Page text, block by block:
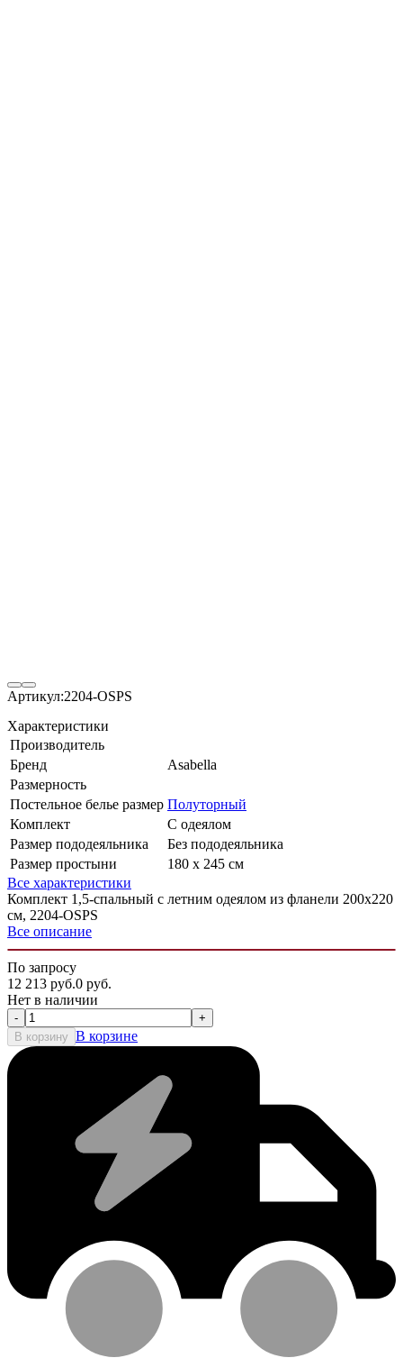
Артикул:2204-OSPS
Характеристики
Производитель
Бренд
Asabella
Размерность
Постельное белье размер Полуторный
Комплект
С одеялом
Размер пододеяльника
Без пододеяльника
Размер простыни
180 x 245 см
Все характеристики
Комплект 1,5-спальный с летним одеялом из фланели 200х220
см, 2204-OSPS
Все описание
По запросу
12 213 руб.0 руб.
Нет в наличии
-
+
В корзину В корзине